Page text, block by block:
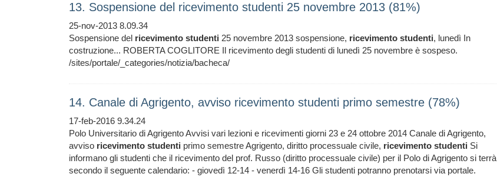
13. Sospensione del ricevimento studenti 25 novembre 2013 (81%)
25-nov-2013 8.09.34
Sospensione del ricevimento studenti 25 novembre 2013 sospensione, ricevimento studenti, lunedì In
costruzione... ROBERTA COGLITORE Il ricevimento degli studenti di lunedì 25 novembre è sospeso.
/sites/portale/_categories/notizia/bacheca/
14. Canale di Agrigento, avviso ricevimento studenti primo semestre (78%)
17-feb-2016 9.34.24
Polo Universitario di Agrigento Avvisi vari lezioni e ricevimenti giorni 23 e 24 ottobre 2014 Canale di Agrigento,
avviso ricevimento studenti primo semestre Agrigento, diritto processuale civile, ricevimento studenti Si
informano gli studenti che il ricevimento del prof. Russo (diritto processuale civile) per il Polo di Agrigento si terrà
secondo il seguente calendario: - giovedì 12-14 - venerdì 14-16 Gli studenti potranno prenotarsi via portale.